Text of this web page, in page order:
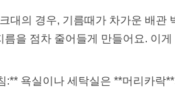
대의 경우, 기름때가 차가운 배관
을 점차 줄어들게 만들어요. 이게
:** 욕실이나 세탁실은 **머리카락